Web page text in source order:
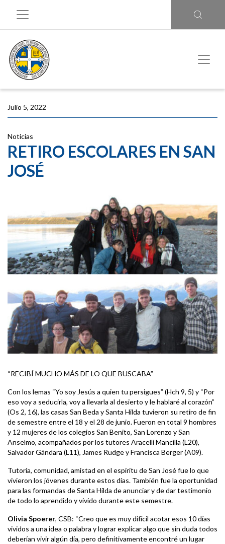
Julio 5, 2022
Noticias
RETIRO ESCOLARES EN SAN
JOSÉ
“RECIBÍ MUCHO MÁS DE LO QUE BUSCABA”
Con los lemas “Yo soy Jesús a quien tu persigues” (Hch 9, 5) y “Por
eso voy a seducirla, voy a llevarla al desierto y le hablaré al corazón”
(Os 2, 16), las casas San Beda y Santa Hilda tuvieron su retiro de fin
de semestre entre el 18 y el 28 de junio. Fueron en total 9 hombres
y 12 mujeres de los colegios San Benito, San Lorenzo y San
Anselmo, acompañados por los tutores Aracelli Mancilla (L20),
Salvador Gándara (L11), James Rudge y Francisca Berger (A09).
Tutoría, comunidad, amistad en el espíritu de San José fue lo que
vivieron los jóvenes durante estos días. También fue la oportunidad
para las formandas de Santa Hilda de anunciar y de dar testimonio
de todo lo aprendido y vivido durante este semestre.
Olivia Spoerer, CSB: “Creo que es muy difícil acotar esos 10 días
vividos a una idea o palabra y lograr explicar algo que sin duda todos
deberían vivir algún día, pero definitivamente encontré un lugar